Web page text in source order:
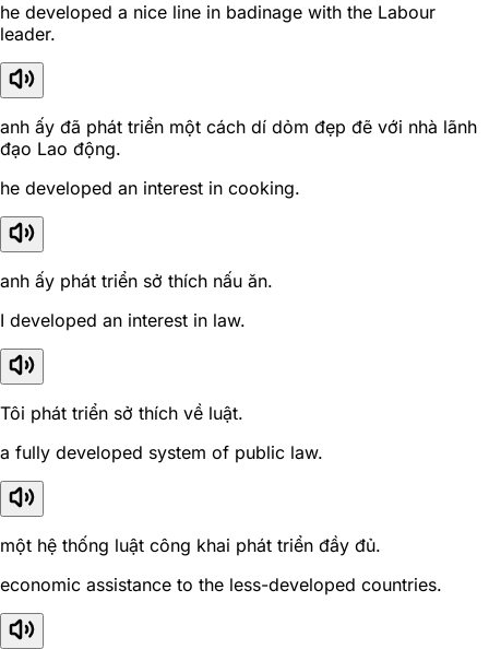
he developed a nice line in badinage with the Labour
leader.
anh ấy đã phát triển một cách dí dỏm đẹp đẽ với nhà lãnh
đạo Lao động.
he developed an interest in cooking.
anh ấy phát triển sở thích nấu ăn.
I developed an interest in law.
Tôi phát triển sở thích về luật.
a fully developed system of public law.
một hệ thống luật công khai phát triển đầy đủ.
economic assistance to the less-developed countries.